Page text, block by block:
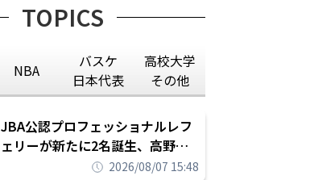
TOPICS
NBA
バスケ
日本代表
高校大学
その他
JBA公認プロフェッショナルレフ
ェリーが新たに2名誕生、高野晃
平は16年間続けた会社員生活に別
2026/08/07 15:48